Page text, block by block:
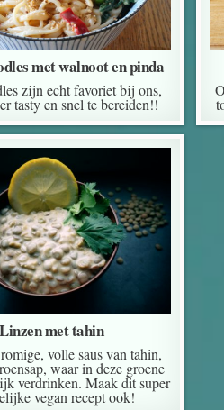
met walnoot en pinda
zijn echt favoriet bij ons,
tasty en snel te bereiden!!
Linzen met tahin
volle saus van tahin,
waar in deze groene
verdrinken. Maak dit super
vegan recept ook!